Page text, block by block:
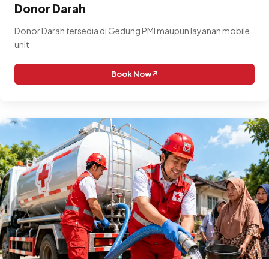
Donor Darah
Donor Darah tersedia di Gedung PMI maupun layanan mobile
unit
Book Now↗